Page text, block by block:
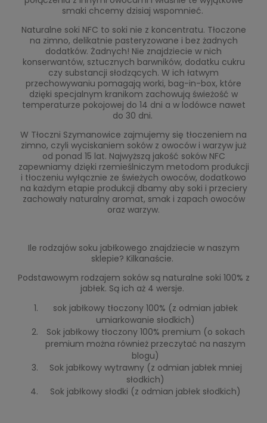
smaki chcemy dzisiaj wspomnieć.
Naturalne soki NFC to soki nie z koncentratu. Tłoczone
na zimno, delikatnie pasteryzowane i bez żadnych
dodatków. Żadnych! Nie znajdziecie w nich
konserwantów, sztucznych barwników, dodatku cukru
czy substancji słodzących. W ich łatwym
przechowywaniu pomagają worki, bag-in-box, które
dzięki specjalnym kranikom zachowują świeżość w
temperaturze pokojowej do 14 dni a w lodówce nawet
do 30 dni.
W Tłoczni Szymanowice zajmujemy się tłoczeniem na
zimno, czyli wyciskaniem soków z owoców i warzyw już
od ponad 15 lat. Najwyższą jakość soków NFC
zapewniamy dzięki rzemieślniczym metodom produkcji
i tłoczeniu wyłącznie ze świeżych owoców, dodatkowo
na każdym etapie produkcji dbamy aby soki i przeciery
zachowały naturalny aromat, smak i zapach owoców
oraz warzyw.
Ile rodzajów soku jabłkowego znajdziecie w naszym
sklepie? Kilkanaście.
Podstawowym rodzajem soków są naturalne soki 100% z
jabłek. Są ich aż 4 wersje.
sok jabłkowy tłoczony 100% (z odmian jabłek
umiarkowanie słodkich)
Sok jabłkowy tłoczony 100% premium (o sokach
premium można również przeczytać na naszym
blogu)
Sok jabłkowy wytrawny (z odmian jabłek mniej
słodkich)
Sok jabłkowy słodki (z odmian jabłek słodkich)